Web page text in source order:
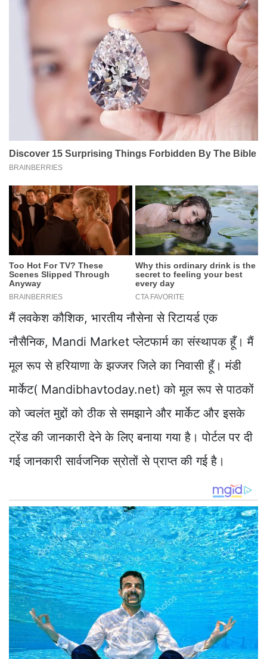
मैं लवकेश कौशिक, भारतीय नौसेना से रिटायर्ड एक
नौसैनिक, Mandi Market प्लेटफार्म का संस्थापक हूँ। मैं
मूल रूप से हरियाणा के झज्जर जिले का निवासी हूँ। मंडी
मार्केट( Mandibhavtoday.net) को मूल रूप से पाठकों
को ज्वलंत मुद्दों को ठीक से समझाने और मार्केट और इसके
ट्रेंड की जानकारी देने के लिए बनाया गया है। पोर्टल पर दी
गई जानकारी सार्वजनिक स्रोतों से प्राप्त की गई है।